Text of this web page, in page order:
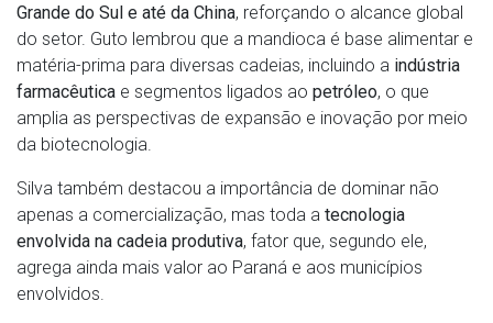
Grande do Sul e até da China, reforçando o alcance global
do setor. Guto lembrou que a mandioca é base alimentar e
matéria-prima para diversas cadeias, incluindo a indústria
farmacêutica e segmentos ligados ao petróleo, o que
amplia as perspectivas de expansão e inovação por meio
da biotecnologia.
Silva também destacou a importância de dominar não
apenas a comercialização, mas toda a tecnologia
envolvida na cadeia produtiva, fator que, segundo ele,
agrega ainda mais valor ao Paraná e aos municípios
envolvidos.